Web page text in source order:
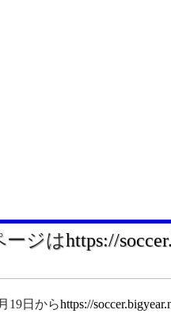
ージはhttps://
19日からhttps://